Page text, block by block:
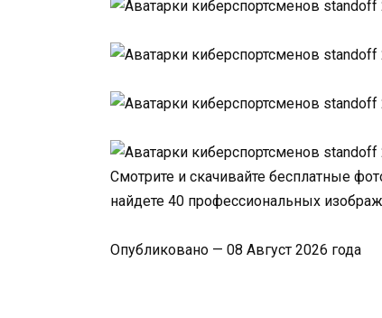
Смотрите и скачивайте бесплатные
найдете 40 профессиональных
Опубликовано — 08 Август 2026 года